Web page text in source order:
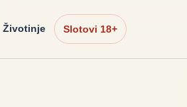
Životinje Slotovi 18+